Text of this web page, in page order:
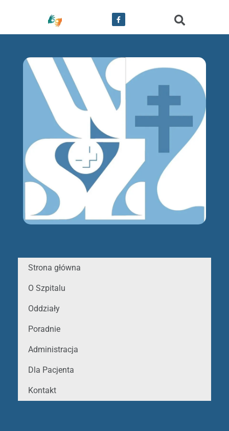
Strona główna
O Szpitalu
Oddziały
Poradnie
Administracja
Dla Pacjenta
Kontakt